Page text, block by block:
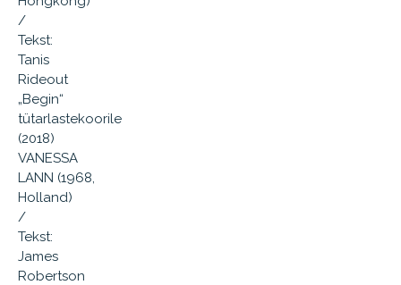
/
Tekst:
Tanis
Rideout
„Begin“
tütarlastekoorile
(2018)
VANESSA
LANN (1968,
Holland)
/
Tekst:
James
Robertson